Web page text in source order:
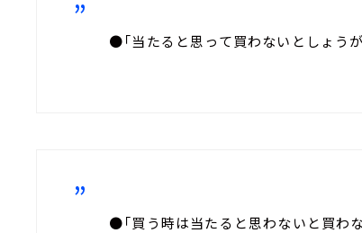
●「当たると思って買わないとしょうが
●「買う時は当たると思わないと買わ